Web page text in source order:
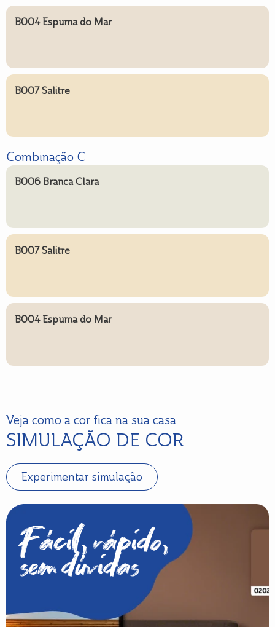
B004 Espuma do Mar
B007 Salitre
Combinação C
B006 Branca Clara
B007 Salitre
B004 Espuma do Mar
Veja como a cor fica na sua casa
SIMULAÇÃO DE COR
Experimentar simulação
Fácil, rápido,
sem dúvidas